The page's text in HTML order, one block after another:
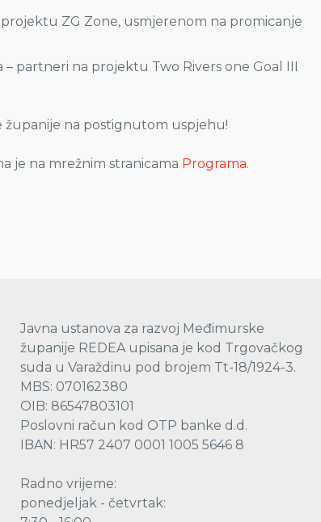
ZG Zone, usmjerenom na promicanje
partneri na projektu Two Rivers one Goal III
županije na postignutom uspjehu!
je na mrežnim stranicama Programa.
Javna ustanova za razvoj Međimurske
županije REDEA upisana je kod Trgovačkog
suda u Varaždinu pod brojem Tt-18/1924-3.
MBS: 070162380
OIB: 86547803101
Poslovni račun kod OTP banke d.d.
IBAN: HR57 2407 0001 1005 5646 8
Radno vrijeme:
ponedjeljak - četvrtak: